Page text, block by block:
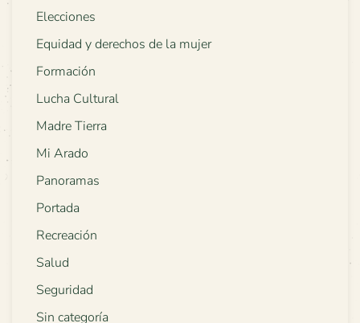
Elecciones
Equidad y derechos de la mujer
Formación
Lucha Cultural
Madre Tierra
Mi Arado
Panoramas
Portada
Recreación
Salud
Seguridad
Sin categoría